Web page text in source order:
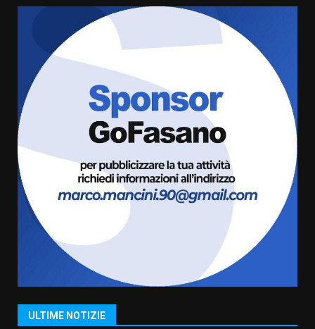
ULTIME NOTIZIE
Serie D, l’Us Fasano è escluso
dal campionato
5 Agosto 2026 17:30
Truffatori in azione nelle
frazioni fasanesi
5 Agosto 2026 11:03
Residenti di Savelletri scrivono
al Prefetto: “Noi cittadini di
serie B”
5 Agosto 2026 06:15
1
Carta d’identità: continua il piano
di aperture straordinarie del